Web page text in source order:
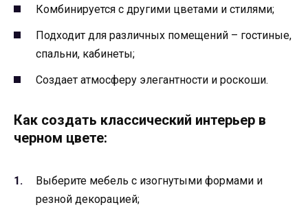
Комбинируется с другими цветами и стилями;
Подходит для различных помещений – гостиные,
спальни, кабинеты;
Создает атмосферу элегантности и роскоши.
Как создать классический интерьер в
черном цвете:
Выберите мебель с изогнутыми формами и
резной декорацией;